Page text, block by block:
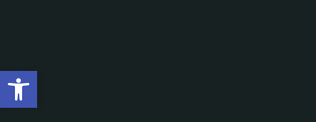
Deschide bara de unelte
conținut